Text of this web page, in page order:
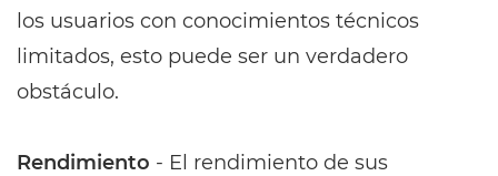
los usuarios con conocimientos técnicos
limitados, esto puede ser un verdadero
obstáculo.
Rendimiento - El rendimiento de sus